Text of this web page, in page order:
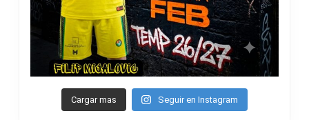
Cargar mas Seguir en Instagram